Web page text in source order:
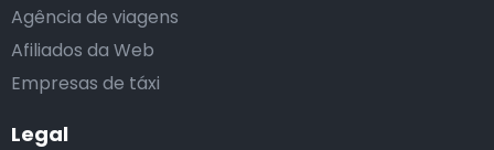
Agência de viagens
Afiliados da Web
Empresas de táxi
Legal